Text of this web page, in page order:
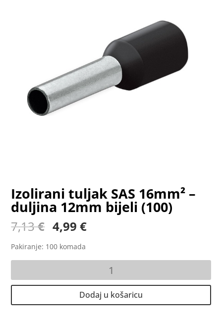
Izolirani tuljak SAS 16mm² –
duljina 12mm bijeli (100)
7,13€ Izvorna
cijena
bila
je:
4,99€Trenutna
4,99 €.
Pakiranje: 100 komada
SAS
Dodaj u košaricu